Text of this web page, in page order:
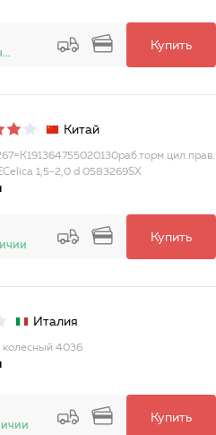
В наличии
Купить
Китай
1,5-2,0 d 0583269SX
Купить
Италия
колесный 4036
Купить